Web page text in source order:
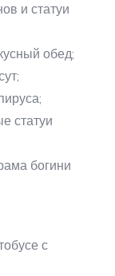
и статуи
обед;
статуи
богини
с